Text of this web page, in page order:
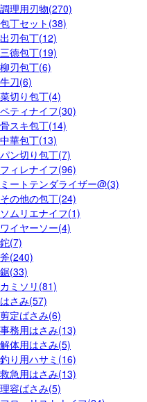
調理用刃物(270)
包丁セット(38)
出刃包丁(12)
三徳包丁(19)
柳刃包丁(6)
牛刀(6)
菜切り包丁(4)
ペティナイフ(30)
骨スキ包丁(14)
中華包丁(13)
パン切り包丁(7)
フィレナイフ(96)
ミートテンダライザー@(3)
その他の包丁(24)
ソムリエナイフ(1)
ワイヤーソー(4)
鉈(7)
斧(240)
鋸(33)
カミソリ(81)
はさみ(57)
剪定ばさみ(6)
事務用はさみ(13)
解体用はさみ(5)
釣り用ハサミ(16)
救急用はさみ(13)
理容ばさみ(5)